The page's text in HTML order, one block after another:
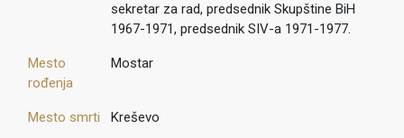
sekretar za rad, predsednik Skupštine BiH
1967-1971, predsednik SIV-a 1971-1977.
Mesto
rođenja
Mostar
Mesto smrti Kreševo